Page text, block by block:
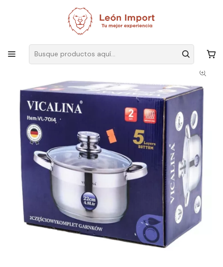
Envíos GRATIS
Cocina Ollas
Olla Con Tapa De Vidrio Acero Inoxidable 5lts Color Plateado